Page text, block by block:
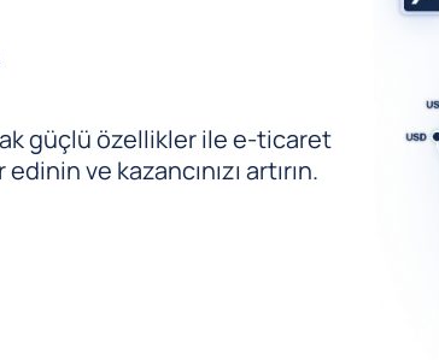
güçlü özellikler ile e-ticaret
ve kazancınızı artırın.